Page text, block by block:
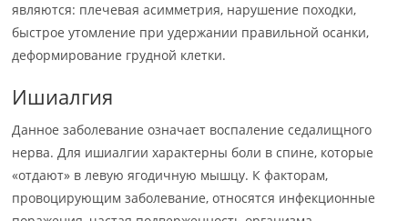
являются: плечевая асимметрия, нарушение походки,
быстрое утомление при удержании правильной осанки,
деформирование грудной клетки.
Ишиалгия
Данное заболевание означает воспаление седалищного
нерва. Для ишиалгии характерны боли в спине, которые
«отдают» в левую ягодичную мышцу. К факторам,
провоцирующим заболевание, относятся инфекционные